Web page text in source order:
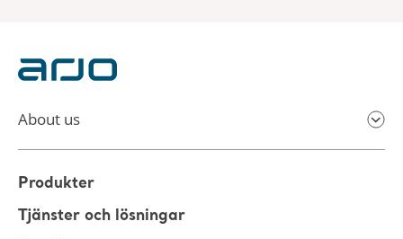
About us
Produkter
Tjänster och lösningar